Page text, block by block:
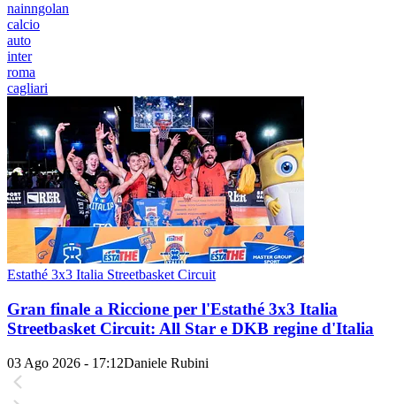
nainngolan
calcio
auto
inter
roma
cagliari
Estathé 3x3 Italia Streetbasket Circuit
Gran finale a Riccione per l'Estathé 3x3 Italia
Streetbasket Circuit: All Star e DKB regine d'Italia
03 Ago 2026 - 17:12Daniele Rubini